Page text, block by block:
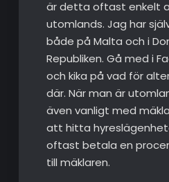
är detta oftast enkelt
utomlands. Jag har
både på Malta och i
Republiken. Gå med i
och kika på vad för
där. När man är
även vanligt med
att hitta
oftast betala en
till mäklaren.